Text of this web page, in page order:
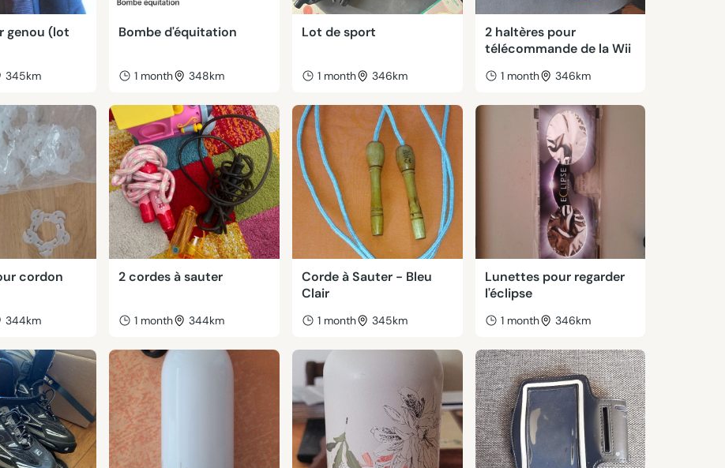
genou (lot
345km
Bombe d'équitation
1 month 348km
Lot de sport
1 month 346km
2 haltères pour
télécommande de la Wii
1 month 346km
cordon
344km
2 cordes à sauter
1 month 344km
Corde à Sauter - Bleu
Clair
1 month 345km
Lunettes pour regarder
l'éclipse
1 month 346km